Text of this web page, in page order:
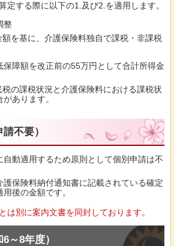
定する際に以下の1.及び2.を適用します。
整
を基に、介護保険料独自で課税・非課税
保障額を改正前の55万円として合計所得金
の課税状況と介護保険料における課税状
あります。
不要）
自動適用するため原則として個別申請は不
護保険料納付通知書に記載されている確定
後の金額です。
は別に案内文書を同封しております。
～8年度）